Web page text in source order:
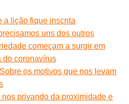
a lição fique inscrita
uns dos outros
começam a surgir em
do coronavírus
os motivos que nos levam
privando da proximidade e